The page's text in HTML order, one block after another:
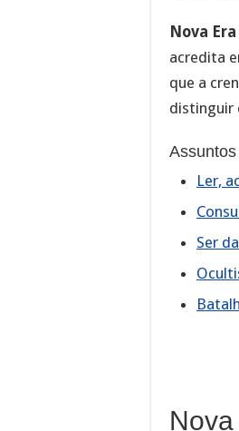
Nova
acredita
que a
distinguir
Ler,
Ser